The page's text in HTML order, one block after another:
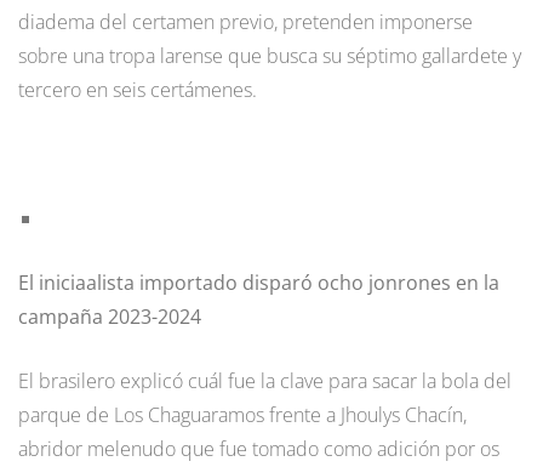
diadema del certamen previo, pretenden imponerse
sobre una tropa larense que busca su séptimo gallardete y
tercero en seis certámenes.
El iniciaalista importado disparó ocho jonrones en la
campaña 2023-2024
El brasilero explicó cuál fue la clave para sacar la bola del
parque de Los Chaguaramos frente a Jhoulys Chacín,
abridor melenudo que fue tomado como adición por os